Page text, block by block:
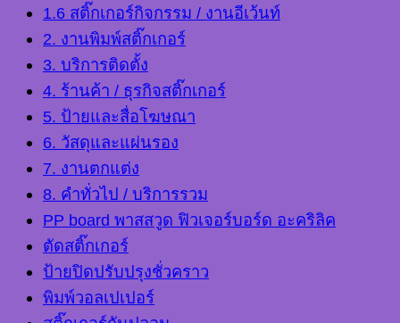
1.6 สติ๊กเกอร์กิจกรรม / งานอีเว้นท์
2. งานพิมพ์สติ๊กเกอร์
3. บริการติดตั้ง
4. ร้านค้า / ธุรกิจสติ๊กเกอร์
5. ป้ายและสื่อโฆษณา
6. วัสดุและแผ่นรอง
7. งานตกแต่ง
8. คำทั่วไป / บริการรวม
PP board พาสสวูด ฟิวเจอร์บอร์ด อะคริลิค
ตัดสติ๊กเกอร์
ป้ายปิดปรับปรุงชั่วคราว
พิมพ์วอลเปเปอร์